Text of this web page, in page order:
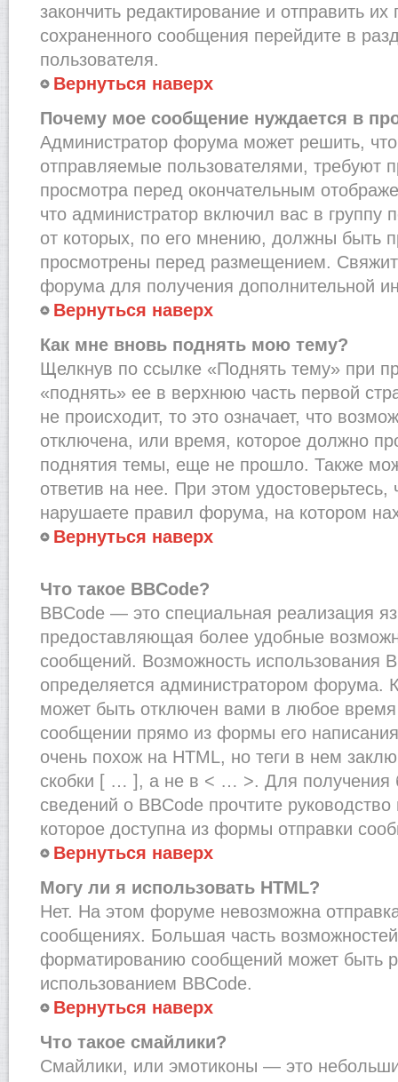
закончить редактирование и отправить их
сохраненного сообщения перейдите в
пользователя.
Вернуться наверх
Почему мое сообщение нуждается в
Администратор форума может решить,
отправляемые пользователями, требуют
просмотра перед окончательным
что администратор включил вас в группу
от которых, по его мнению, должны быть
просмотрены перед размещением.
форума для получения дополнительной
Вернуться наверх
Как мне вновь поднять мою тему?
Щелкнув по ссылке «Поднять тему» при
«поднять» ее в верхнюю часть первой
не происходит, то это означает, что
отключена, или время, которое должно
поднятия темы, еще не прошло. Также
ответив на нее. При этом
нарушаете правил форума, на котором
Вернуться наверх
Что такое BBCode?
BBCode — это специальная реализация
предоставляющая более удобные
сообщений. Возможность использования
определяется администратором форума.
может быть отключен вами в любое
сообщении прямо из формы его
очень похож на HTML, но теги в нем
скобки [ … ], а не в < … >. Для получения
сведений о BBCode прочтите
которое доступна из формы отправки
Вернуться наверх
Могу ли я использовать HTML?
Нет. На этом форуме невозможна
сообщениях. Большая часть
форматированию сообщений может быть
использованием BBCode.
Вернуться наверх
Что такое смайлики?
Смайлики, или эмотиконы — это